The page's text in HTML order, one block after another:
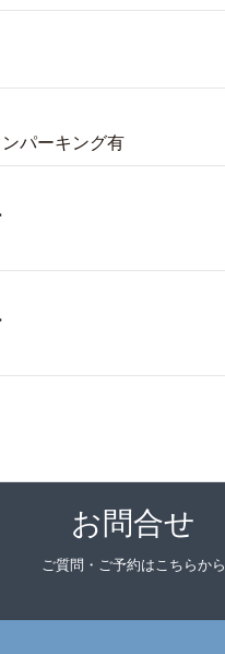
パーキング有
お問合せ
ご質問・ご予約はこちらから